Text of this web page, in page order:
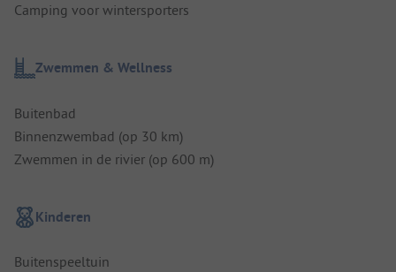
Camping voor wintersporters
Zwemmen & Wellness
Buitenbad
Binnenzwembad (op 30 km)
Zwemmen in de rivier (op 600 m)
Kinderen
Buitenspeeltuin